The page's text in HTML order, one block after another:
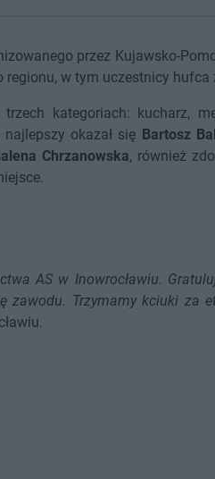
przez Kujawsko-
regionu, w tym uczestnicy hufca
kategoriach: kucharz,
okazał się Bartosz
Chrzanowska, również
AS w Inowrocławiu.
zawodu. Trzymamy kciuki za